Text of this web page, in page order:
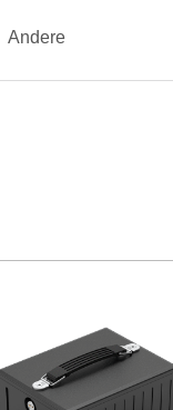
Andere